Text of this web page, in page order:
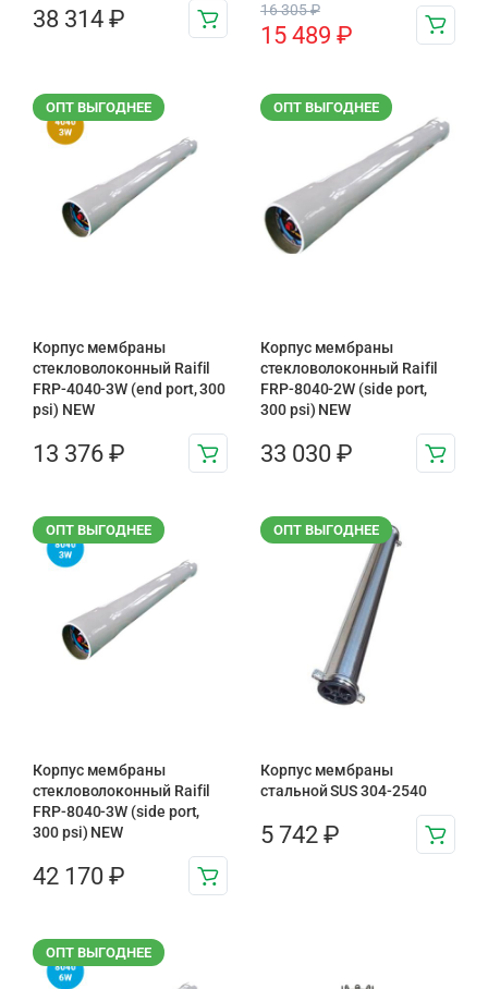
38 314 ₽
16 305₽
15 489 ₽
ОПТ ВЫГОДНЕЕ
Корпус мембраны
стекловолоконный Raifil
FRP-4040-3W (end port, 300
psi) NEW
13 376 ₽
ОПТ ВЫГОДНЕЕ
Корпус мембраны
стекловолоконный Raifil
FRP-8040-2W (side port,
300 psi) NEW
33 030 ₽
ОПТ ВЫГОДНЕЕ
Корпус мембраны
стекловолоконный Raifil
FRP-8040-3W (side port,
300 psi) NEW
42 170 ₽
ОПТ ВЫГОДНЕЕ
Корпус мембраны
стальной SUS 304-2540
5 742 ₽
ОПТ ВЫГОДНЕЕ